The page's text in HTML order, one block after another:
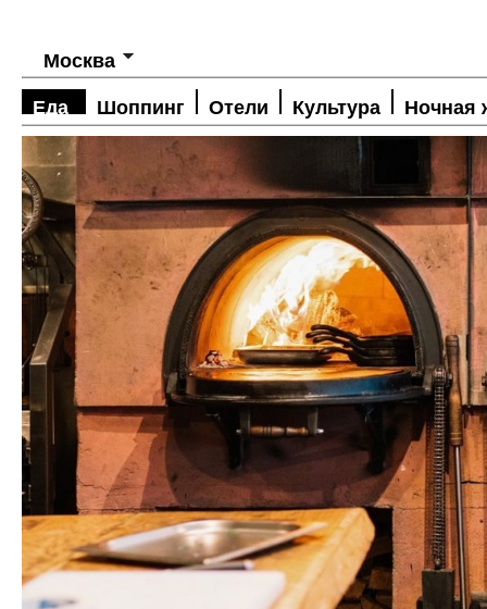
Москва
Еда Шоппинг Отели Культура Ночная